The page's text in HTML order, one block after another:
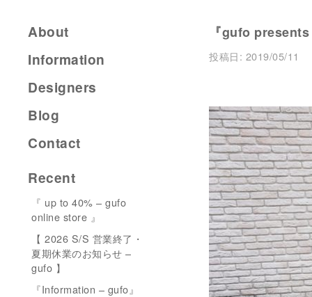
『gufo
投稿日: 2019/05/11
About
Information
Designers
Blog
Contact
Recent
『 up to 40% – gufo
online store 』
【 2026 S/S 営業終了・
夏期休業のお知らせ –
gufo 】
『Information – gufo』